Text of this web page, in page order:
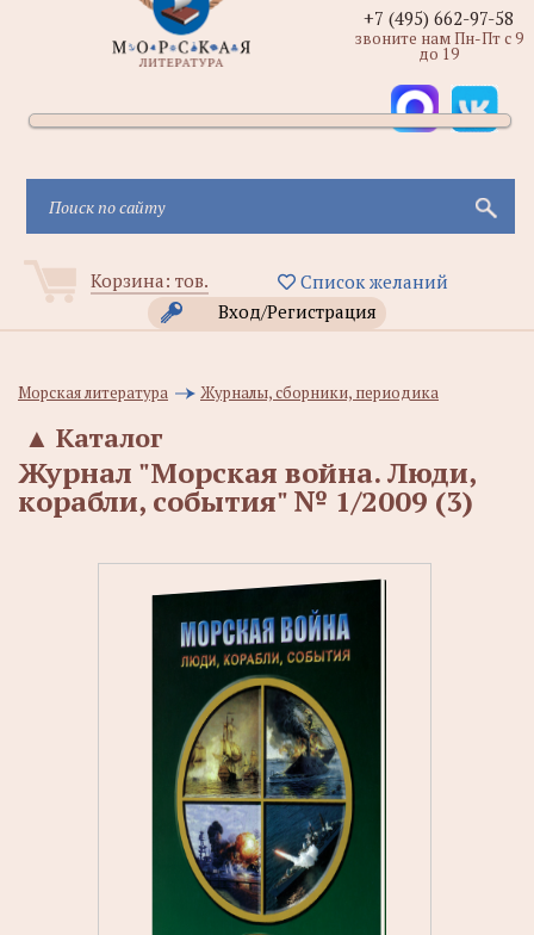
Корзина: тов.
Список желаний
Вход/Регистрация
+7 (495) 662-97-58
звоните нам Пн-Пт с 9
до 19
Морская литература Журналы, сборники, периодика
Каталог
▲
Журнал "Морская война. Люди,
корабли, события" № 1/2009 (3)